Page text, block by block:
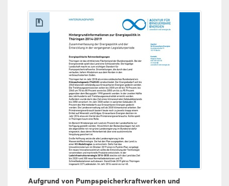
Aufgrund von Pumpspeicherkraftwerken und